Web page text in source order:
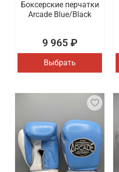
Боксерские перчатки
Arcade Blue/Black
9 965 ₽
Выбрать